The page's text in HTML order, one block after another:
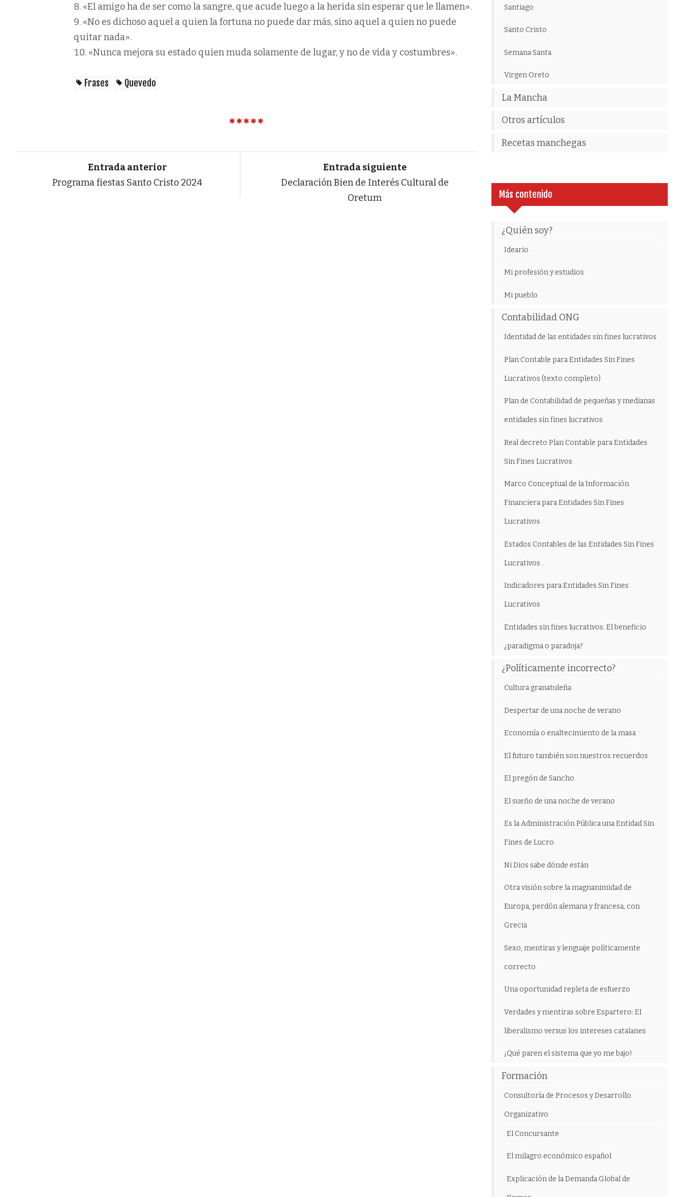
«El amigo ha de ser como la sangre, que acude luego a la herida sin esperar que le llamen».
«No es dichoso aquel a quien la fortuna no puede dar más, sino aquel a quien no puede
quitar nada».
«Nunca mejora su estado quien muda solamente de lugar, y no de vida y costumbres».
Frases Quevedo
Entrada anterior
Programa fiestas Santo Cristo 2024
Entrada siguiente
Declaración Bien de Interés Cultural de
Oretum
Santiago
Santo Cristo
Semana Santa
Virgen Oreto
La Mancha
Otros artículos
Recetas manchegas
Más contenido
¿Quién soy?
Ideario
Mi profesión y estudios
Mi pueblo
Contabilidad ONG
Identidad de las entidades sin fines lucrativos
Plan Contable para Entidades Sin Fines
Lucrativos (texto completo)
Plan de Contabilidad de pequeñas y medianas
entidades sin fines lucrativos
Real decreto Plan Contable para Entidades
Sin Fines Lucrativos
Marco Conceptual de la Información
Financiera para Entidades Sin Fines
Lucrativos
Estados Contables de las Entidades Sin Fines
Lucrativos
Indicadores para Entidades Sin Fines
Lucrativos
Entidades sin fines lucrativos. El beneficio
¿paradigma o paradoja?
¿Políticamente incorrecto?
Cultura granatuleña
Despertar de una noche de verano
Economía o enaltecimiento de la masa
El futuro también son nuestros recuerdos
El pregón de Sancho
El sueño de una noche de verano
Es la Administración Pública una Entidad Sin
Fines de Lucro
Ni Dios sabe dónde están
Otra visión sobre la magnanimidad de
Europa, perdón alemana y francesa, con
Grecia
Sexo, mentiras y lenguaje políticamente
correcto
Una oportunidad repleta de esfuerzo
Verdades y mentiras sobre Espartero: El
liberalismo versus los intereses catalanes
¡Qué paren el sistema que yo me bajo!
Formación
Consultoría de Procesos y Desarrollo
Organizativo
El Concursante
El milagro económico español
Explicación de la Demanda Global de